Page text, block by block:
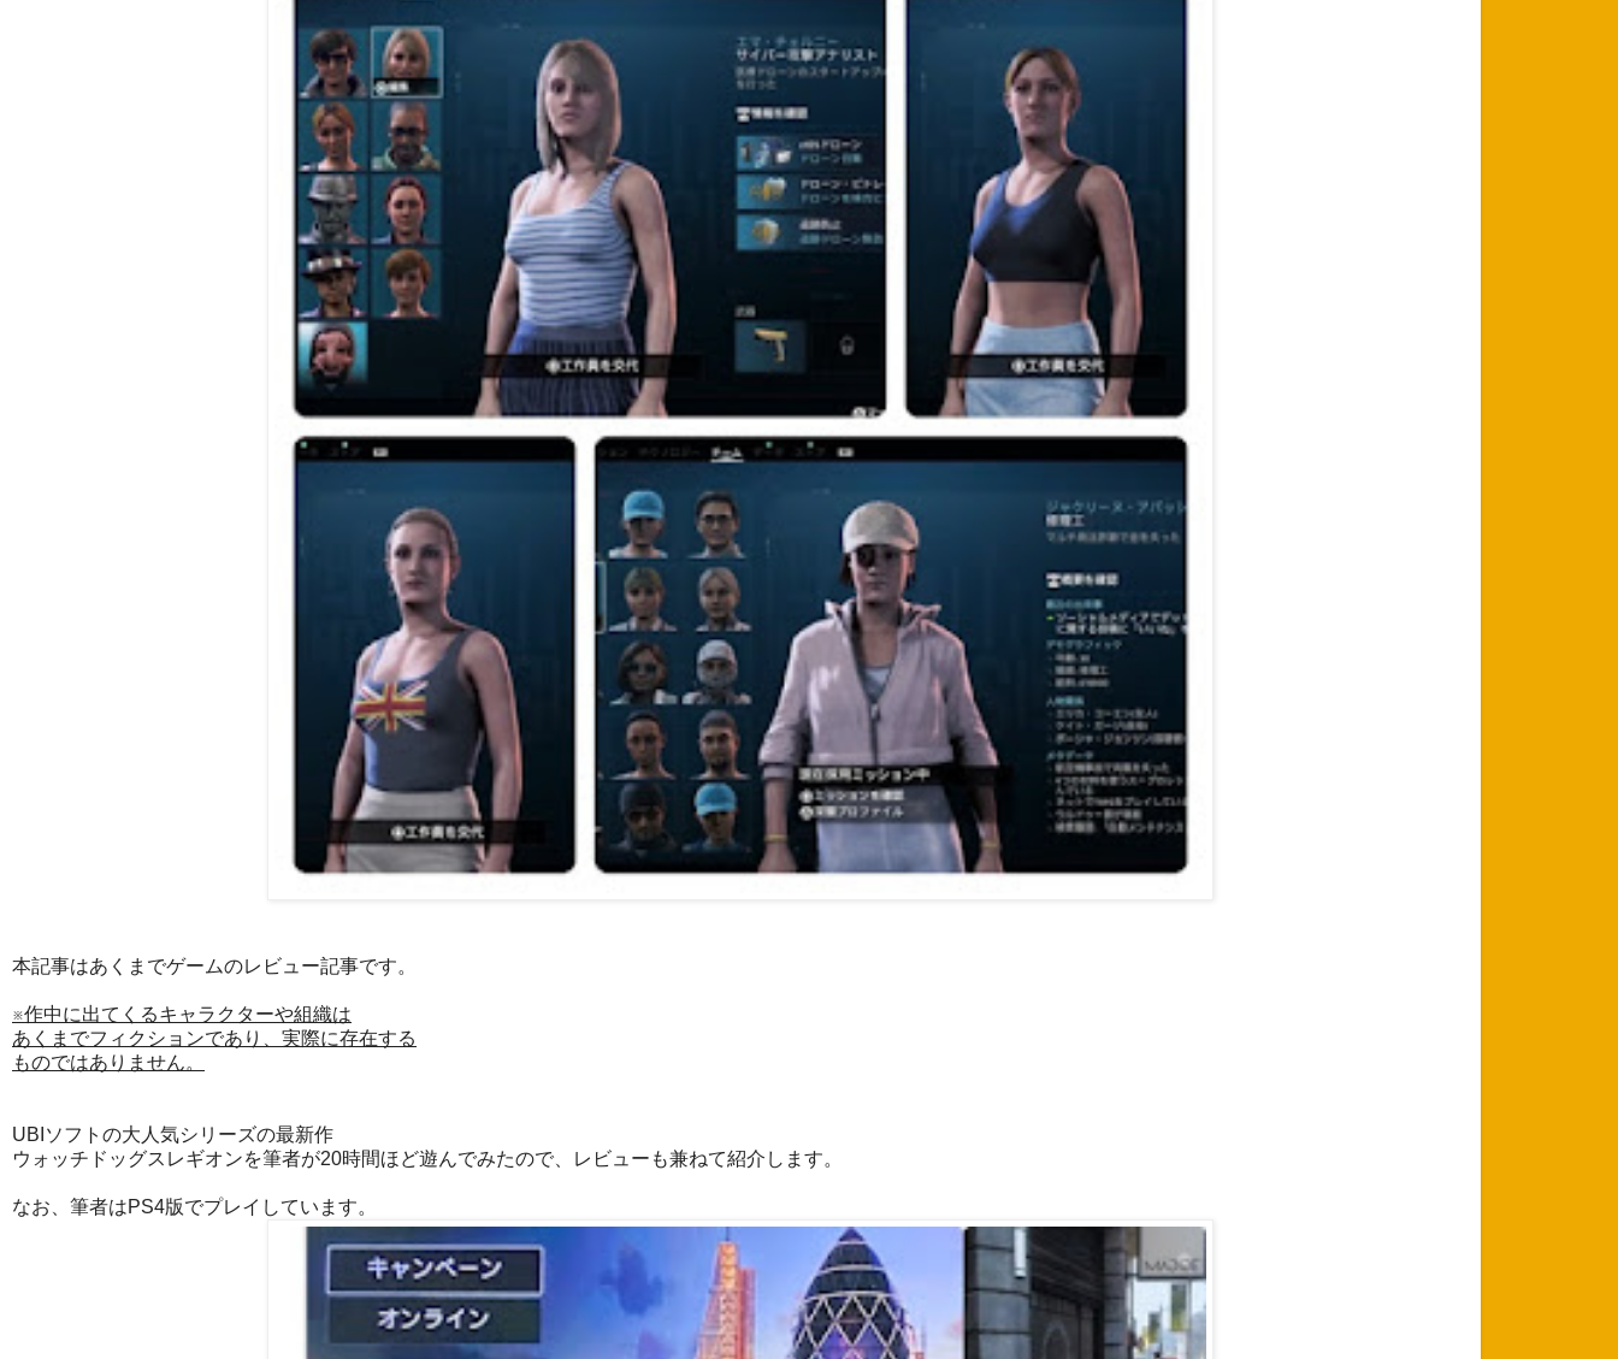
本記事はあくまでゲームのレビュー記事です。
※作中に出てくるキャラクターや組織は
あくまでフィクションであり、実際に存在する
ものではありません。
UBIソフトの大人気シリーズの最新作
ウォッチドッグスレギオンを筆者が20時間ほど遊んでみたので、レビューも兼ねて紹介します。
なお、筆者はPS4版でプレイしています。